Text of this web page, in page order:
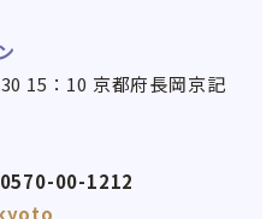
15：10 京都府長岡京記
0570-00-1212